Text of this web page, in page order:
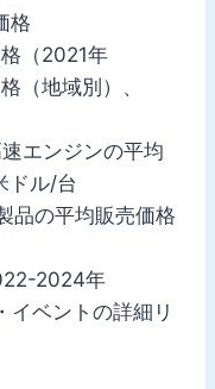
格
（2021年
（地域別）、
エンジンの平均
ドル/台
品の平均販売価格
2024年
イベントの詳細リ